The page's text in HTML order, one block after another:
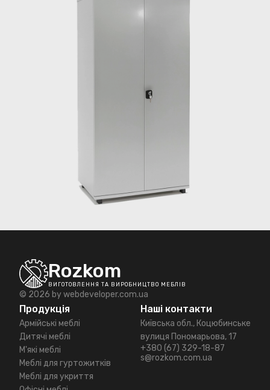
Rozkom
ВИГОТОВЛЕННЯ ТА ВИРОБНИЦТВО МЕБЛІВ
© 2026 bywebdeveloper.com.ua
Продукція
Армійські меблі
Дитячі меблі
М'які меблі
Меблі для гуртожитків
Меблі для укриття
Наші контакти
Київська обл., Коцюбинське
вулиця Пономарьова, 17
+380 (67) 329-18-87
s@rozkom.com.ua